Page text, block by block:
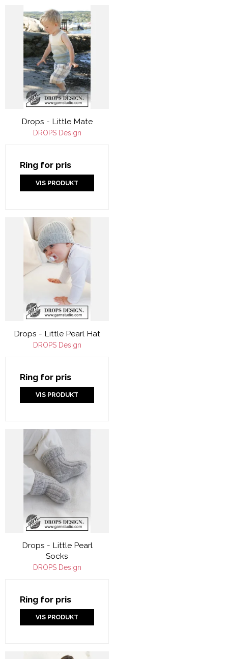
Drops - Little Mate
DROPS Design
Ring for pris
VIS PRODUKT
Drops - Little Pearl Hat
DROPS Design
Ring for pris
VIS PRODUKT
Drops - Little Pearl
Socks
DROPS Design
Ring for pris
VIS PRODUKT